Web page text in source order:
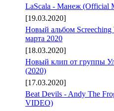
LaScala - Манеж (Official
[19.03.2020]
Новый альбом Screeching
марта 2020
[18.03.2020]
Новый клип от группы
(2020)
[17.03.2020]
Beat Devils - Andy The
VIDEO)